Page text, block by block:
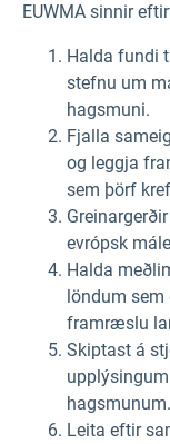
EUWMA sinnir
Halda fundi
stefnu um
hagsmuni.
Fjalla
og leggja
sem þörf
evrópsk
Halda
löndum
framræslu
Skiptast á
hagsmunum.
Leita eftir